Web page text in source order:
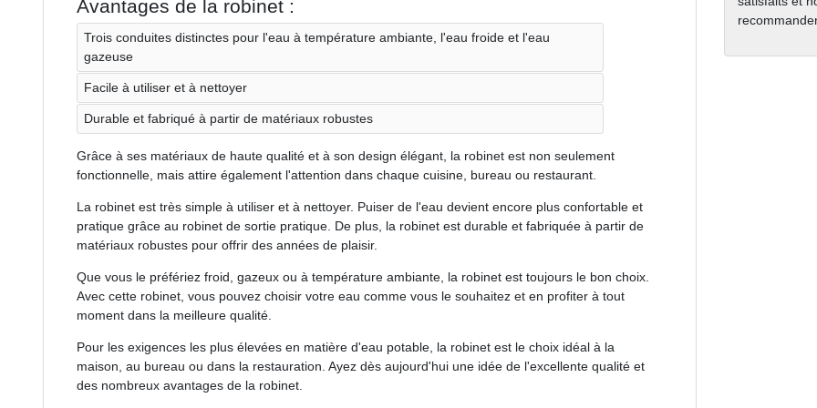
Avantages de la robinet :
Trois conduites distinctes pour l'eau à température ambiante, l'eau froide et l'eau
gazeuse
Facile à utiliser et à nettoyer
Durable et fabriqué à partir de matériaux robustes
Grâce à ses matériaux de haute qualité et à son design élégant, la robinet est non seulement
fonctionnelle, mais attire également l'attention dans chaque cuisine, bureau ou restaurant.
La robinet est très simple à utiliser et à nettoyer. Puiser de l'eau devient encore plus confortable et
pratique grâce au robinet de sortie pratique. De plus, la robinet est durable et fabriquée à partir de
matériaux robustes pour offrir des années de plaisir.
Que vous le préfériez froid, gazeux ou à température ambiante, la robinet est toujours le bon choix.
Avec cette robinet, vous pouvez choisir votre eau comme vous le souhaitez et en profiter à tout
moment dans la meilleure qualité.
Pour les exigences les plus élevées en matière d'eau potable, la robinet est le choix idéal à la
maison, au bureau ou dans la restauration. Ayez dès aujourd'hui une idée de l'excellente qualité et
des nombreux avantages de la robinet.